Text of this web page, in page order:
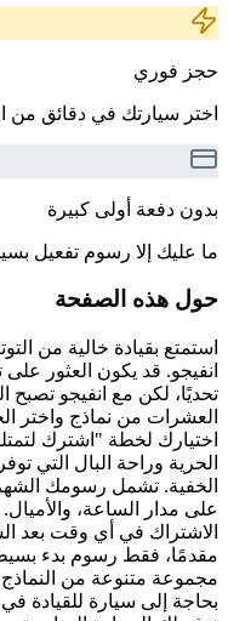
حجز فوري
اختر سيارتك في دقائق من
بدون دفعة أولى كبيرة
ما عليك إلا رسوم تفعيل
حول هذه الصفحة
استمتع بقيادة خالية من
انفيجو. قد يكون العثور
تحديًا، لكن مع انفيجو
العشرات من نماذج واختر
اختيارك لخطة "اشترك
الحرية وراحة البال التي
الخفية. تشمل رسومك
على مدار الساعة،
الاشتراك في أي وقت بعد
مقدمًا، فقط رسوم بدء
مجموعة متنوعة من